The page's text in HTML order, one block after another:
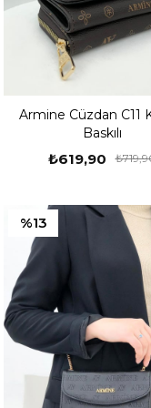
Ayakkabı,Kadın Stiletto
Şeffaf Topuklu Ayakkabı
Ayakkabı,Kadın
Şeffaf Babet,Kadın Ev
Kadın Topuklu
Kadın Düz Sandalet
Kadın Mammamia
Lumberjack Ayakkabı
Kadın Jump
Armine Cüzdan C11
Baskılı
₺619,90
%13